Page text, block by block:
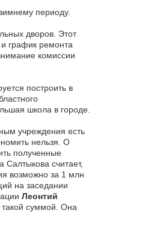
периоду.
дворов. Этот
график ремонта
комиссии
построить в
школа в городе.
учреждения есть
нельзя. О
полученные
считает,
возможно за 1 млн
на заседании
Леонтий
такой суммой. Она